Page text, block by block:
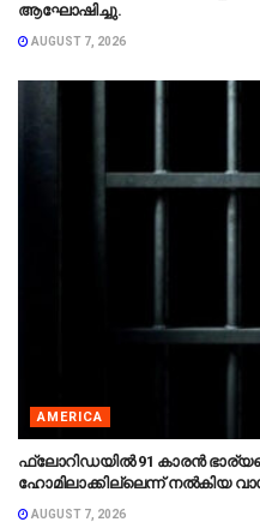
ആഘോഷിച്ചു.
AUGUST 7, 2026
AMERICA
ഫ്ലോറിഡയിൽ 91 കാരൻ
ഹോമിലാക്കില്ലെന്ന് നൽകിയ
AUGUST 7, 2026